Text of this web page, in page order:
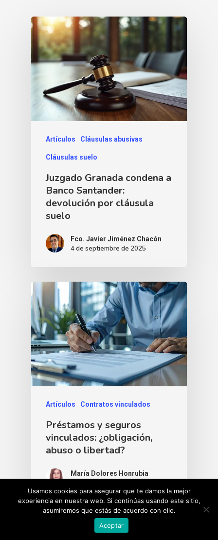
Artículos Cláusulas abusivas
Cláusulas suelo
Juzgado Granada condena a
Banco Santander:
devolución por cláusula
suelo
Fco. Javier Jiménez Chacón
4 de septiembre de 2025
Artículos Contratos vinculados
Préstamos y seguros
vinculados: ¿obligación,
abuso o libertad?
María Dolores Honrubia
Usamos cookies para asegurar que te damos la mejor
experiencia en nuestra web. Si continúas usando este sitio,
asumiremos que estás de acuerdo con ello.
Aceptar